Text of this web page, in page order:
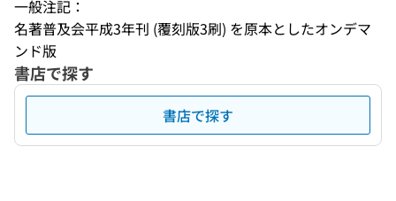
一般注記：
名著普及会平成3年刊 (覆刻版3刷) を原本としたオンデマ
ンド版
書店で探す
書店で探す